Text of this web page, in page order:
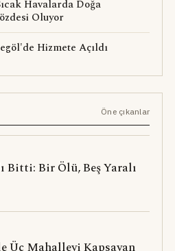
Havalarda Doğa
Oluyor
Hizmete Açıldı
Öne çıkanlar
Bitti: Bir Ölü, Beş Yaralı
Üç Mahalleyi Kapsayan